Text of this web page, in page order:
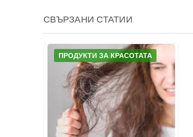
СВЪРЗАНИ СТАТИИ
ПРОДУКТИ ЗА КРАСОТАТА